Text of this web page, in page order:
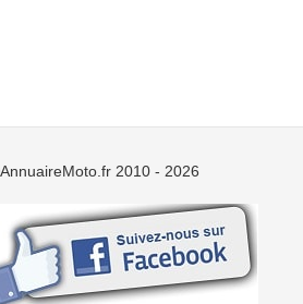
2010 - 2026